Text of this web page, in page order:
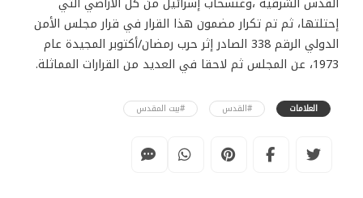
إحتلتها، ثم تم تكرار مضمون هذا القرار في قرار مجلس الأمن
الدولي الرقم 338 الصادر إثر حرب رمضان/أكتوبر المجيدة عام
1973، عن المجلس ثم لاحقا في العديد من القرارات المماثلة.
العلامات #القدس #بيت المقدس